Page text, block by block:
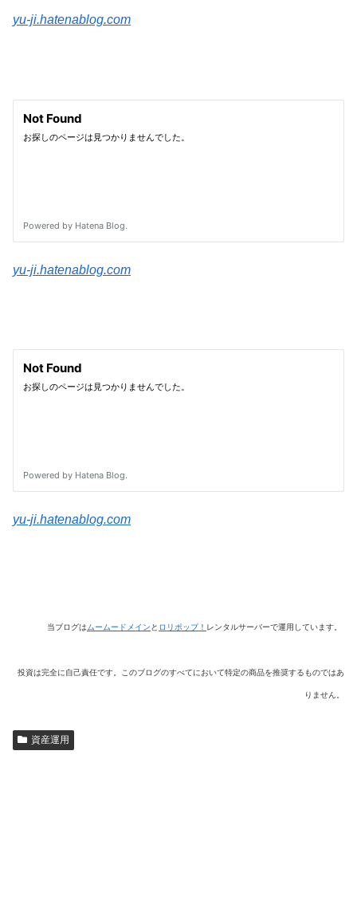
yu-ji.hatenablog.com
yu-ji.hatenablog.com
yu-ji.hatenablog.com
当ブログはムームードメインと ロリポップ！ レンタルサーバーで運用しています。
投資は完全に自己責任です。このブログのすべてにおいて特定の商品を推奨するものではあ
りません。
資産運用